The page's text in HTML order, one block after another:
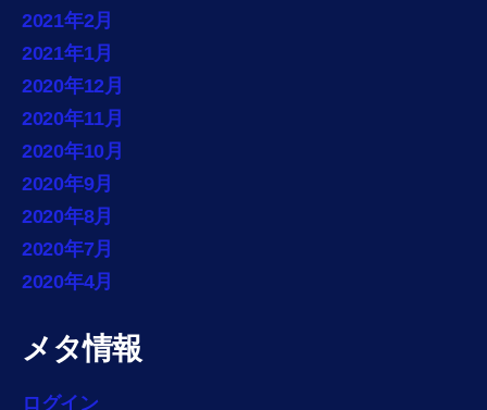
2021年2月
2021年1月
2020年12月
2020年11月
2020年10月
2020年9月
2020年8月
2020年7月
2020年4月
メタ情報
ログイン